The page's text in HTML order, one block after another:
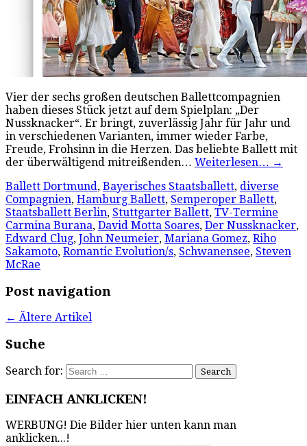
Vier der sechs großen deutschen Ballettcompagnien
haben dieses Stück jetzt auf dem Spielplan: „Der
Nussknacker“. Er bringt, zuverlässig Jahr für Jahr und
in verschiedenen Varianten, immer wieder Farbe,
Freude, Frohsinn in die Herzen. Das beliebte Ballett mit
der überwältigend mitreißenden… Weiterlesen… →
Ballett Dortmund, Bayerisches Staatsballett, diverse
Compagnien, Hamburg Ballett, Semperoper Ballett,
Staatsballett Berlin, Stuttgarter Ballett, TV-Termine
Carmina Burana, David Motta Soares, Der Nussknacker,
Edward Clug, John Neumeier, Mariana Gomez, Riho
Sakamoto, Romantic Evolution/s, Schwanensee, Steven
McRae
Post navigation
← Ältere Artikel
Suche
Search for:
EINFACH ANKLICKEN!
WERBUNG! Die Bilder hier unten kann man
anklicken...!